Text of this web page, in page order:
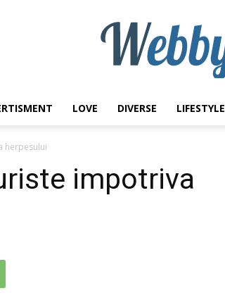
LOVE DIVERSE LIFESTYLE
herpesului
impotriva